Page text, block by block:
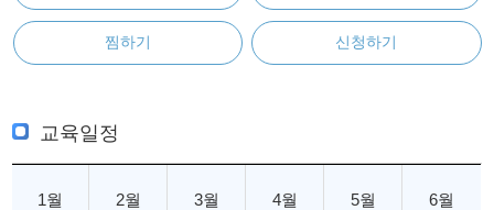
찜하기 신청하기
교육일정
1월 2월 3월 4월 5월 6월